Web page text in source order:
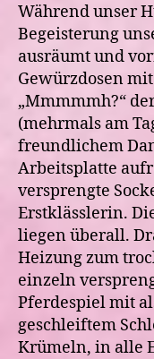
Während unser
Begeisterung
ausräumt und
Gewürzdosen
„Mmmmmh?“
(mehrmals am
freundlichem
Arbeitsplatte
versprengte
Erstklässlerin.
liegen überall.
Heizung zum
einzeln
Pferdespiel mit
geschleiftem
Krümeln, in alle